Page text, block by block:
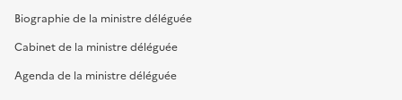
Biographie de la ministre déléguée
Cabinet de la ministre déléguée
Agenda de la ministre déléguée